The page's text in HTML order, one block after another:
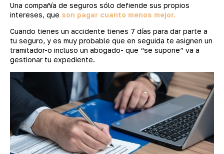
Una compañía de seguros sólo defiende sus propios
intereses, que son pagar cuanto menos mejor.
Cuando tienes un accidente tienes 7 días para dar parte a
tu seguro, y es muy probable que en seguida te asignen un
tramitador-o incluso un abogado- que “se supone” va a
gestionar tu expediente.